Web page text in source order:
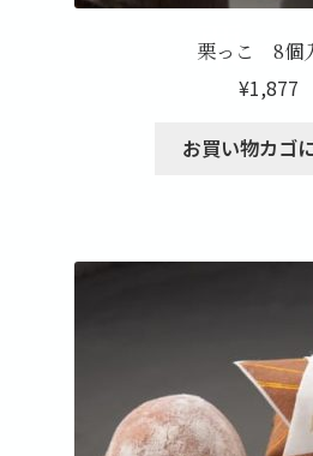
栗っ
栗っこ 8個
¥1,877
お買い物カゴ